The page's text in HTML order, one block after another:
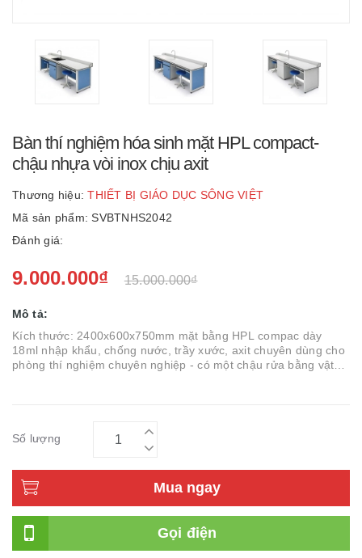
Bàn thí nghiệm hóa sinh mặt HPL compact-
chậu nhựa vòi inox chịu axit
Thương hiệu: THIẾT BỊ GIÁO DỤC SÔNG VIỆT
Mã sản phẩm: SVBTNHS2042
Đánh giá:
9.000.000₫ 15.000.000₫
Mô tả:
Kích thước: 2400x600x750mm mặt bằng HPL compac dày
18ml nhập khẩu, chống nước, trầy xước, axit chuyên dùng cho
phòng thí nghiệm chuyên nghiệp - có một chậu rửa bằng vật
Số lượng
Mua ngay
Gọi điện